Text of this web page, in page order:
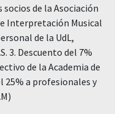
socios de la Asociación
Interpretación Musical
de la UdL,
3. Descuento del 7%
de la Academia de
25% a profesionales y